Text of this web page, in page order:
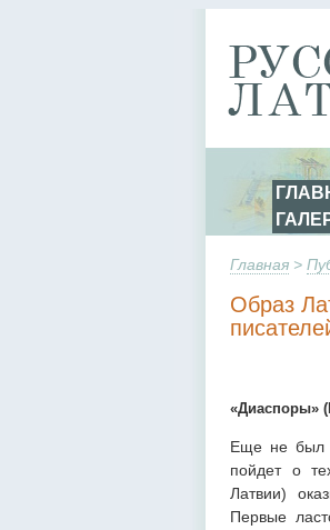
Главная >
Образ
«Диаспоры»
Еще не был
пойдет о
Латвии)
Первые